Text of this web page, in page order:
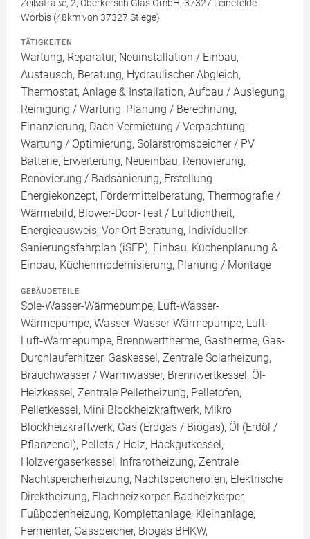
Zeißstraße, 2, Oberkersch Glas GmbH, 37327 Leinefelde-
Worbis (48km von 37327 Stiege)
TÄTIGKEITEN
Wartung, Reparatur, Neuinstallation / Einbau,
Austausch, Beratung, Hydraulischer Abgleich,
Thermostat, Anlage & Installation, Aufbau / Auslegung,
Reinigung / Wartung, Planung / Berechnung,
Finanzierung, Dach Vermietung / Verpachtung,
Wartung / Optimierung, Solarstromspeicher / PV
Batterie, Erweiterung, Neueinbau, Renovierung,
Renovierung / Badsanierung, Erstellung
Energiekonzept, Fördermittelberatung, Thermografie /
Wärmebild, Blower-Door-Test / Luftdichtheit,
Energieausweis, Vor-Ort Beratung, Individueller
Sanierungsfahrplan (iSFP), Einbau, Küchenplanung &
Einbau, Küchenmodernisierung, Planung / Montage
GEBÄUDETEILE
Sole-Wasser-Wärmepumpe, Luft-Wasser-
Wärmepumpe, Wasser-Wasser-Wärmepumpe, Luft-
Luft-Wärmepumpe, Brennwerttherme, Gastherme, Gas-
Durchlauferhitzer, Gaskessel, Zentrale Solarheizung,
Brauchwasser / Warmwasser, Brennwertkessel, Öl-
Heizkessel, Zentrale Pelletheizung, Pelletofen,
Pelletkessel, Mini Blockheizkraftwerk, Mikro
Blockheizkraftwerk, Gas (Erdgas / Biogas), Öl (Erdöl /
Pflanzenöl), Pellets / Holz, Hackgutkessel,
Holzvergaserkessel, Infrarotheizung, Zentrale
Nachtspeicherheizung, Nachtspeicherofen, Elektrische
Direktheizung, Flachheizkörper, Badheizkörper,
Fußbodenheizung, Komplettanlage, Kleinanlage,
Fermenter, Gasspeicher, Biogas BHKW,